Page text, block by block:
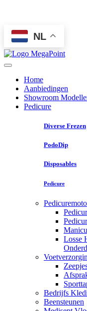
NL
Home
Aanbiedingen
Showroom
Pedicure
Diverse Frezen
PodoDip
Disposables
Pedicure
Losse
Bedrijfs
Beensteunen